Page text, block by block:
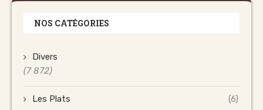
NOS CATÉGORIES
Divers
(7 872)
Les Plats (6)